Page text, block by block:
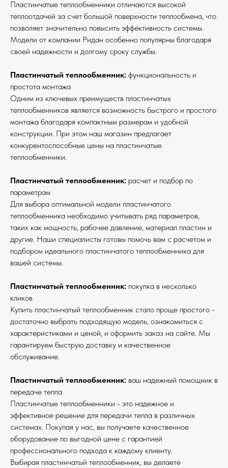
Пластинчатые теплообменники отличаются высокой
теплоотдачей за счет большой поверхности теплообмена, что
позволяет значительно повысить эффективность системы.
Модели от компании Ридан особенно популярны благодаря
своей надежности и долгому сроку службы.
Пластинчатый теплообменник: функциональность и
простота монтажа
Одним из ключевых преимуществ пластинчатых
теплообменников является возможность быстрого и простого
монтажа благодаря компактным размерам и удобной
конструкции. При этом наш магазин предлагает
конкурентоспособные цены на пластинчатые
теплообменники.
Пластинчатый теплообменник: расчет и подбор по
параметрам
Для выбора оптимальной модели пластинчатого
теплообменника необходимо учитывать ряд параметров,
таких как мощность, рабочее давление, материал пластин и
другие. Наши специалисты готовы помочь вам с расчетом и
подбором идеального пластинчатого теплообменника для
вашей системы.
Пластинчатый теплообменник: покупка в несколько
кликов
Купить пластинчатый теплообменник стало проще простого -
достаточно выбрать подходящую модель, ознакомиться с
характеристиками и ценой, и оформить заказ на сайте. Мы
гарантируем быструю доставку и качественное
обслуживание.
Пластинчатый теплообменник: ваш надежный помощник в
передаче тепла
Пластинчатые теплообменники - это надежное и
эффективное решение для передачи тепла в различных
системах. Покупая у нас, вы получаете качественное
оборудование по выгодной цене с гарантией
профессионального подхода к каждому клиенту.
Выбирая пластинчатый теплообменник, вы делаете